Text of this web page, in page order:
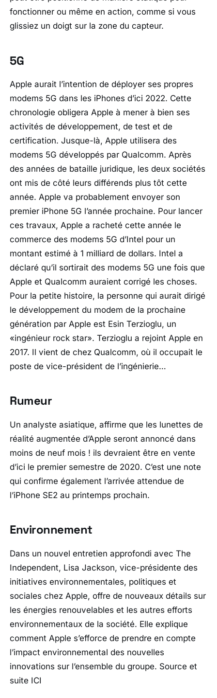
fonctionner ou même en action, comme si vous
glissiez un doigt sur la zone du capteur.
5G
Apple aurait l’intention de déployer ses propres
modems 5G dans les iPhones d’ici 2022. Cette
chronologie obligera Apple à mener à bien ses
activités de développement, de test et de
certification. Jusque-là, Apple utilisera des
modems 5G développés par Qualcomm. Après
des années de bataille juridique, les deux sociétés
ont mis de côté leurs différends plus tôt cette
année. Apple va probablement envoyer son
premier iPhone 5G l’année prochaine. Pour lancer
ces travaux, Apple a racheté cette année le
commerce des modems 5G d’Intel pour un
montant estimé à 1 milliard de dollars. Intel a
déclaré qu’il sortirait des modems 5G une fois que
Apple et Qualcomm auraient corrigé les choses.
Pour la petite histoire, la personne qui aurait dirigé
le développement du modem de la prochaine
génération par Apple est Esin Terzioglu, un
«ingénieur rock star». Terzioglu a rejoint Apple en
2017. Il vient de chez Qualcomm, où il occupait le
poste de vice-président de l’ingénierie…
Rumeur
Un analyste asiatique, affirme que les lunettes de
réalité augmentée d’Apple seront annoncé dans
moins de neuf mois ! ils devraient être en vente
d’ici le premier semestre de 2020. C’est une note
qui confirme également l’arrivée attendue de
l’iPhone SE2 au printemps prochain.
Environnement
Dans un nouvel entretien approfondi avec The
Independent, Lisa Jackson, vice-présidente des
initiatives environnementales, politiques et
sociales chez Apple, offre de nouveaux détails sur
les énergies renouvelables et les autres efforts
environnementaux de la société. Elle explique
comment Apple s’efforce de prendre en compte
l’impact environnemental des nouvelles
innovations sur l’ensemble du groupe. Source et
suite ICI